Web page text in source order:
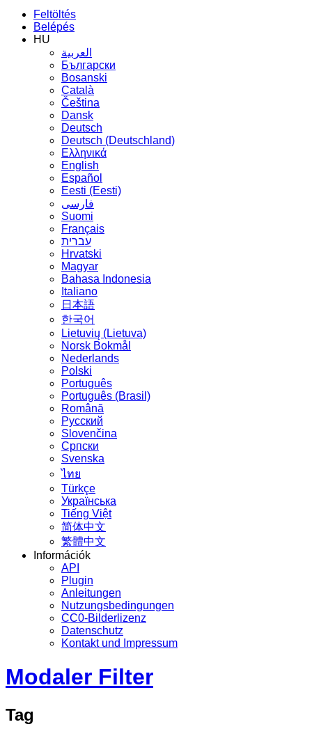
Feltöltés
Belépés
HU
العربية
Български
Bosanski
Сatalà
Čeština
Dansk
Deutsch
Deutsch (Deutschland)
Ελληνικά
English
Español
Eesti (Eesti)
فارسی
Suomi
Français
עברית
Hrvatski
Magyar
Bahasa Indonesia
Italiano
日本語
한국어
Lietuvių (Lietuva)
‪Norsk Bokmål‬
Nederlands
Polski
Português
Português (Brasil)
Română
Русский
Slovenčina
Српски
Svenska
ไทย
Türkçe
Українська
Tiếng Việt
简体中文
繁體中文
Információk
API
Plugin
Anleitungen
Nutzungsbedingungen
CC0-Bilderlizenz
Datenschutz
Kontakt und Impressum
Modaler Filter
Tag